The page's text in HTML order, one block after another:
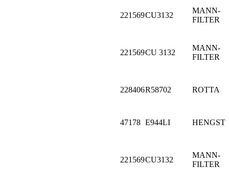
221569CU3132
MANN-
FILTER
221569CU 3132
MANN-
FILTER
228406R58702 ROTTA
47178 E944LI HENGST
221569CU3132
MANN-
FILTER